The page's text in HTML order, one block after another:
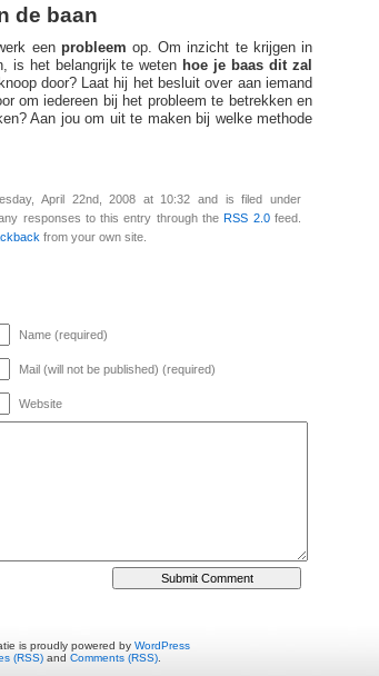
de baan
een probleemop. Om inzicht te krijgen in
is het belangrijk te weten hoe je baas dit zal
door? Laat hij het besluit over aan iemand
om iedereen bij het probleem te betrekken en
Aan jou om uit te maken bij welke methode
April 22nd, 2008 at 10:32 and is filed under
any responses to this entry through theRSS 2.0feed.
from your own site.
Name (required)
Mail (will not be published) (required)
Website
is proudly powered by WordPress
(RSS) and Comments (RSS)